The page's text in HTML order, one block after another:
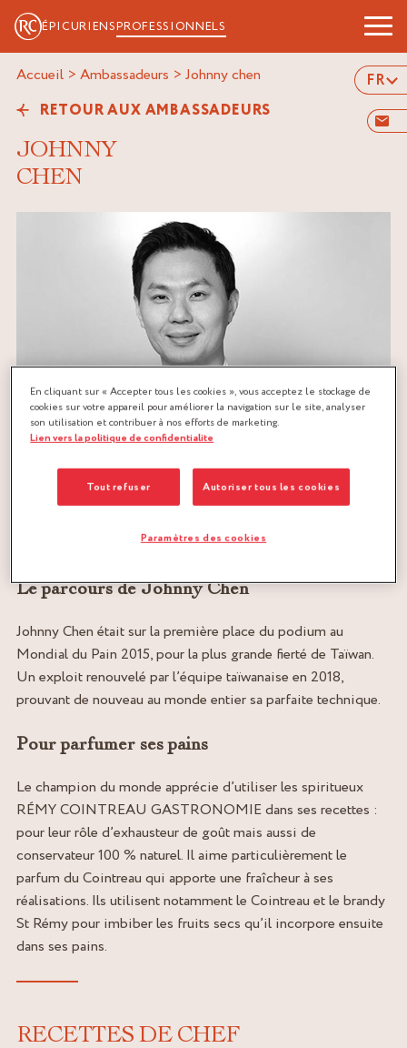
ÉPICURIENSPROFESSIONNELS
FR
Accueil > Ambassadeurs > johnny chen
RETOUR AUX AMBASSADEURS
JOHNNY
CHEN
Le parcours de Johnny Chen
Johnny Chen était sur la première place du podium au
Mondial du Pain 2015, pour la plus grande fierté de Taïwan.
Un exploit renouvelé par l’équipe taïwanaise en 2018,
prouvant de nouveau au monde entier sa parfaite technique.
Pour parfumer ses pains
Le champion du monde apprécie d’utiliser les spiritueux
RÉMY COINTREAU GASTRONOMIE dans ses recettes :
pour leur rôle d’exhausteur de goût mais aussi de
conservateur 100 % naturel. Il aime particulièrement le
parfum du Cointreau qui apporte une fraîcheur à ses
réalisations. Ils utilisent notamment le Cointreau et le brandy
St Rémy pour imbiber les fruits secs qu’il incorpore ensuite
dans ses pains.
RECETTES DE CHEF
En cliquant sur « Accepter tous les cookies », vous acceptez le stockage de
cookies sur votre appareil pour améliorer la navigation sur le site, analyser
son utilisation et contribuer à nos efforts de marketing.
Lien vers la politique de confidentialite
Tout refuser Autoriser tous les cookies
Paramètres des cookies